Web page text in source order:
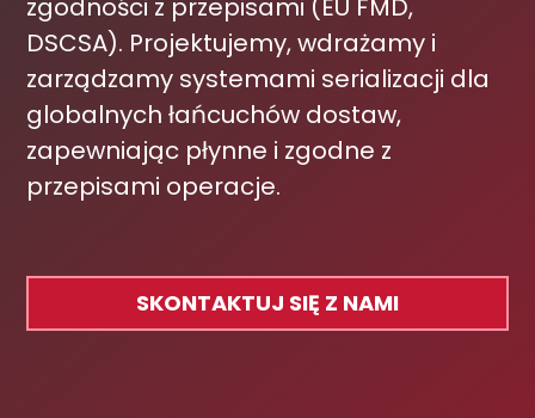
zgodności z przepisami (EU FMD,
DSCSA). Projektujemy, wdrażamy i
zarządzamy systemami serializacji dla
globalnych łańcuchów dostaw,
zapewniając płynne i zgodne z
przepisami operacje.
SKONTAKTUJ SIĘ Z NAMI